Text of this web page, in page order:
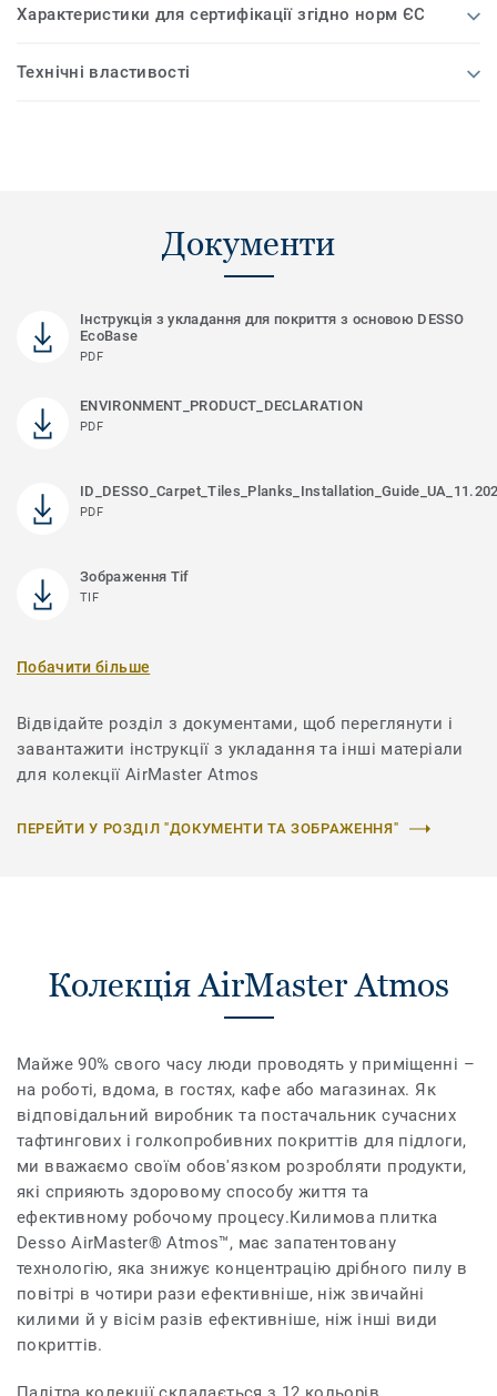
Характеристики для сертифікації згідно норм ЄС
Технічні властивості
Документи
Інструкція з укладання для покриття з основою DESSO
EcoBase
PDF
ENVIRONMENT_PRODUCT_DECLARATION
PDF
PDF
Зображення Tif
TIF
Побачити більше
Відвідайте розділ з документами, щоб переглянути і
завантажити інструкції з укладання та інші матеріали
для колекції AirMaster Atmos
ПЕРЕЙТИ У РОЗДІЛ "ДОКУМЕНТИ ТА ЗОБРАЖЕННЯ"
Колекція AirMaster Atmos
Майже 90% свого часу люди проводять у приміщенні –
на роботі, вдома, в гостях, кафе або магазинах. Як
відповідальний виробник та постачальник сучасних
тафтингових і голкопробивних покриттів для підлоги,
ми вважаємо своїм обов'язком розробляти продукти,
які сприяють здоровому способу життя та
ефективному робочому процесу.Килимова плитка
Desso AirMaster® Atmos™, має запатентовану
технологію, яка знижує концентрацію дрібного пилу в
повітрі в чотири рази ефективніше, ніж звичайні
килими й у вісім разів ефективніше, ніж інші види
покриттів.